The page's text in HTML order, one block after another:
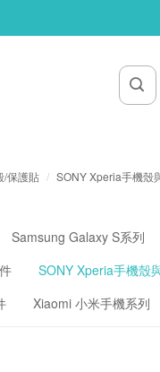
/保護貼 SONY Xperia手機殼
Samsung Galaxy S系列
SONY Xperia手機殼
Xiaomi 小米手機系列